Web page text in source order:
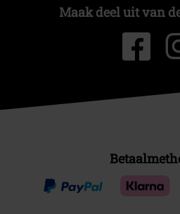
Maak deel uit van